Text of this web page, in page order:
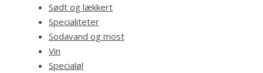
Sødt og lækkert
Specialiteter
Sodavand og most
Vin
Specialøl